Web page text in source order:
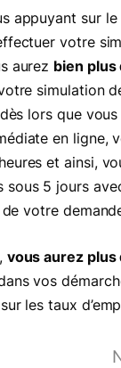
appuyant sur
votre
aurez bien plus
simulation
lors que
en ligne,
et ainsi,
sous 5 jours
votre
vous aurez
vos
les taux